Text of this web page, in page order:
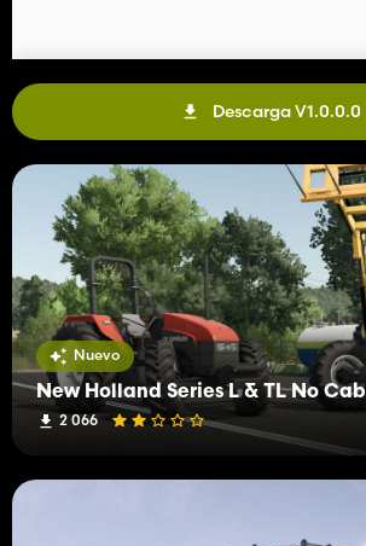
Descarga V1.0.0.0
Nuevo
New Holland Series L & TL No Cab
2 066